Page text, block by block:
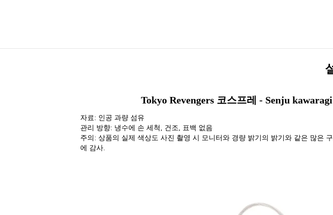
Tokyo Revengers 코스프레 - Senju
자료: 인공 과량 섬유
관리 방향: 냉수에 손 세척, 건조, 표백 없음
주의: 상품의 실제 색상도 사진 촬영 시 모니터와 경량 밝기의 밝기와 같은 많은
에 감사.